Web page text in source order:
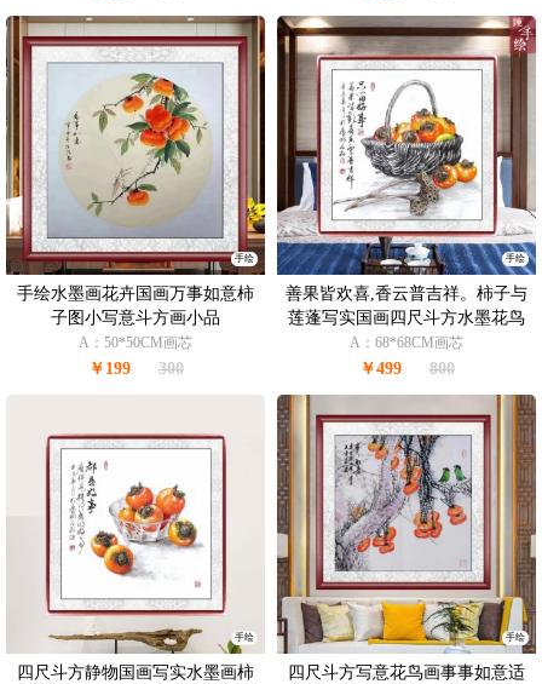
手绘
手绘水墨画花卉国画万事如意柿
子图小写意斗方画小品
A：50*50CM画芯
￥199 300
手绘
善果皆欢喜,香云普吉祥。柿子与
莲蓬写实国画四尺斗方水墨花鸟
国画
A：68*68CM画芯
￥499 800
手绘
四尺斗方静物国画写实水墨画柿
手绘
四尺斗方写意花鸟画事事如意适